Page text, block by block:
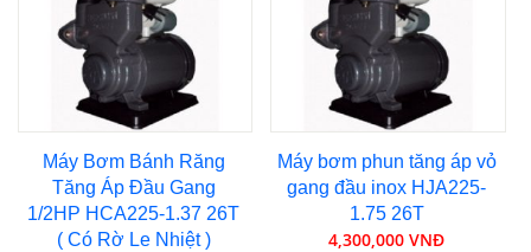
Máy Bơm Bánh Răng
Tăng Áp Đầu Gang
1/2HP HCA225-1.37 26T
( Có Rờ Le Nhiệt )
Máy bơm phun tăng áp vỏ
gang đầu inox HJA225-
1.75 26T
4,300,000 VNĐ